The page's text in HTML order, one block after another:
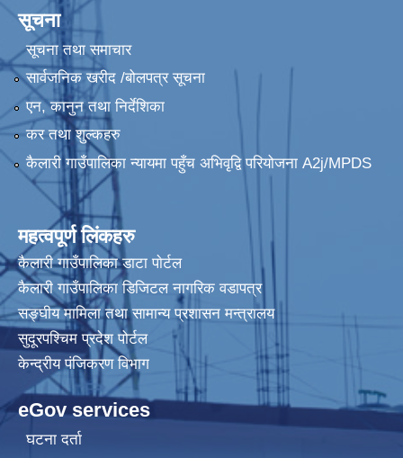
सूचना
सूचना तथा समाचार
सार्वजनिक खरीद /बोलपत्र सूचना
एन, कानुन तथा निर्देशिका
कर तथा शुल्कहरु
कैलारी गाउँपालिका न्यायमा पहुँच अभिवृद्वि परियोजना A2j/MPDS
महत्वपूर्ण लिंकहरु
कैलारी गाउँपालिका डाटा पाेर्टल
कैलारी गाउँपालिका डिजिटल नागरिक वडापत्र
सङ्घीय मामिला तथा सामान्य प्रशासन मन्त्रालय
सुदूरपश्चिम प्रदेश पोर्टल
केन्द्रीय प‌ंजिकरण विभाग
eGov services
घटना दर्ता